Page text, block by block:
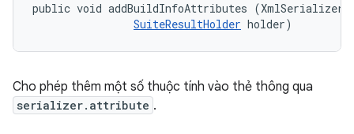
public void addBuildInfoAttributes
SuiteResultHolder holder)
Cho phép thêm một số thuộc tính vào thẻ thông qua
serializer.attribute .